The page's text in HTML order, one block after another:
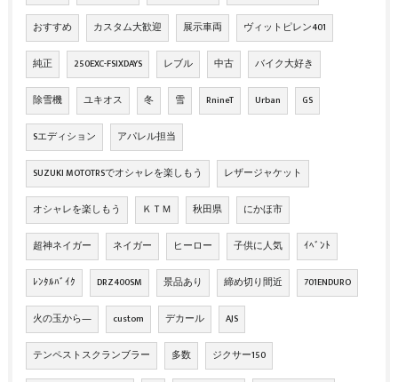
おすすめ カスタム大歓迎 展示車両 ヴィットピレン401
純正 250EXC-FSIXDAYS レブル 中古 バイク大好き
除雪機 ユキオス 冬 雪 RnineT Urban GS
Sエディション アパレル担当
SUZUKI MOTOTRSでオシャレを楽しもう レザージャケット
オシャレを楽しもう ＫＴＭ 秋田県 にかほ市
超神ネイガー ネイガー ヒーロー 子供に人気 ｲﾍﾞﾝﾄ
ﾚﾝﾀﾙﾊﾞｲｸ DRZ400SM 景品あり 締め切り間近 701ENDURO
火の玉から― custom デカール AJS
テンペストスクランブラー 多数 ジクサー150